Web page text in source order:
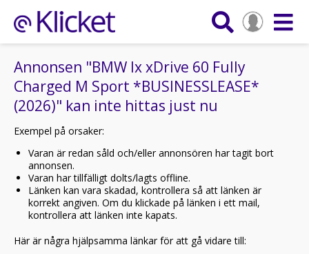
Annonsen "BMW Ix xDrive 60 Fully
Charged M Sport *BUSINESSLEASE*
(2026)" kan inte hittas just nu
Exempel på orsaker:
Varan är redan såld och/eller annonsören har tagit bort
annonsen.
Varan har tillfälligt dolts/lagts offline.
Länken kan vara skadad, kontrollera så att länken är
korrekt angiven. Om du klickade på länken i ett mail,
kontrollera att länken inte kapats.
Här är några hjälpsamma länkar för att gå vidare till: